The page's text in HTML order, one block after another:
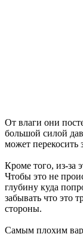
От влаги они
большой силой
может перекосить
Кроме того, из-за
Чтобы это не
глубину куда
забывать что это
стороны.
Самым плохим